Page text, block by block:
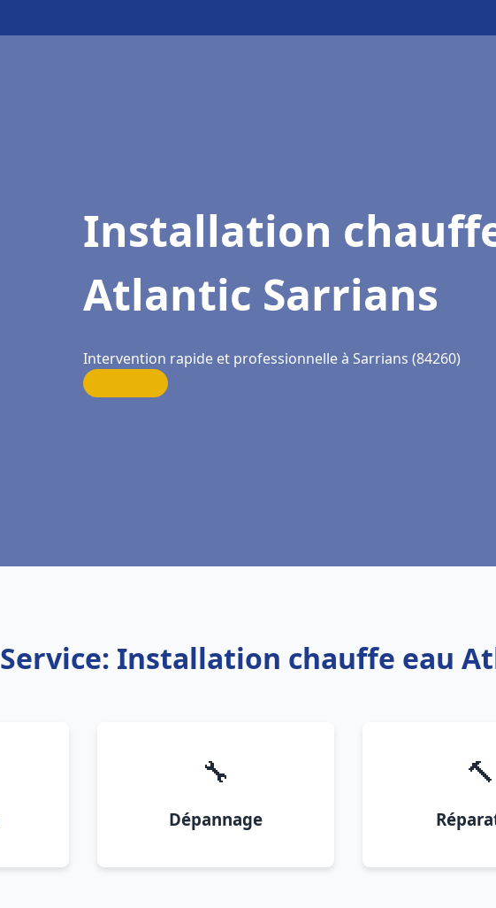
Installation
Atlantic Sarrians
Intervention rapide et professionnelle à Sarrians (84260)
Service: Installation chauffe eau
🔧
Dépannage
🔨